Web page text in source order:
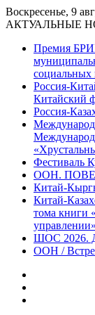
Воскресенье, 9
АКТУАЛЬНЫЕ
Премия
Россия-
Китайский
Россия-
Фестиваль
ООН.
Китай-
Китай-
тома книги
управлении»
ШОС 2026.
ООН /